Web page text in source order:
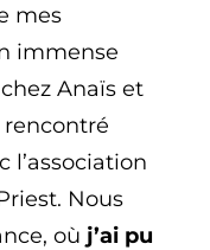
mes
immense
Anaïs et
rencontré
l’association
Nous
où j’ai pu